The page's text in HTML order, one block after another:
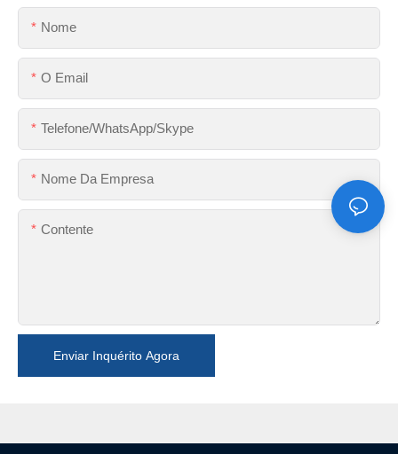
Nome
O Email
Telefone/WhatsApp/Skype
Nome Da Empresa
Contente
Enviar Inquérito Agora